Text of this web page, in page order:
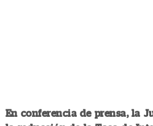
En conferencia de prensa, la